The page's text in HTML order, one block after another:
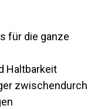
für die ganze
Haltbarkeit
zwischendurch